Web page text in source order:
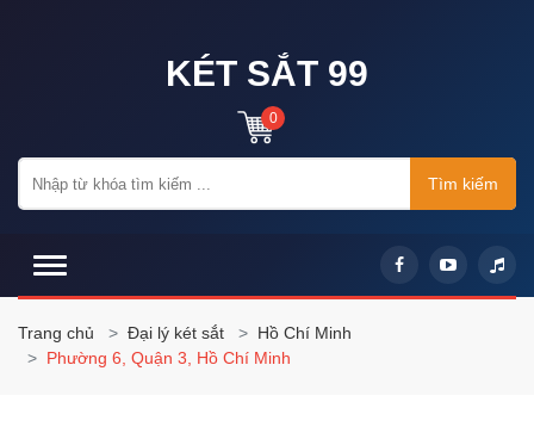
KÉT SẮT 99
0
Tìm kiếm
Trang chủ Đại lý két sắt
Hồ Chí Minh
Phường 6, Quận 3, Hồ Chí Minh